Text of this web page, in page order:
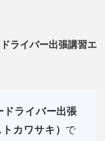
ライバー出張講習エ
ドライバー出張
カワサキ） で